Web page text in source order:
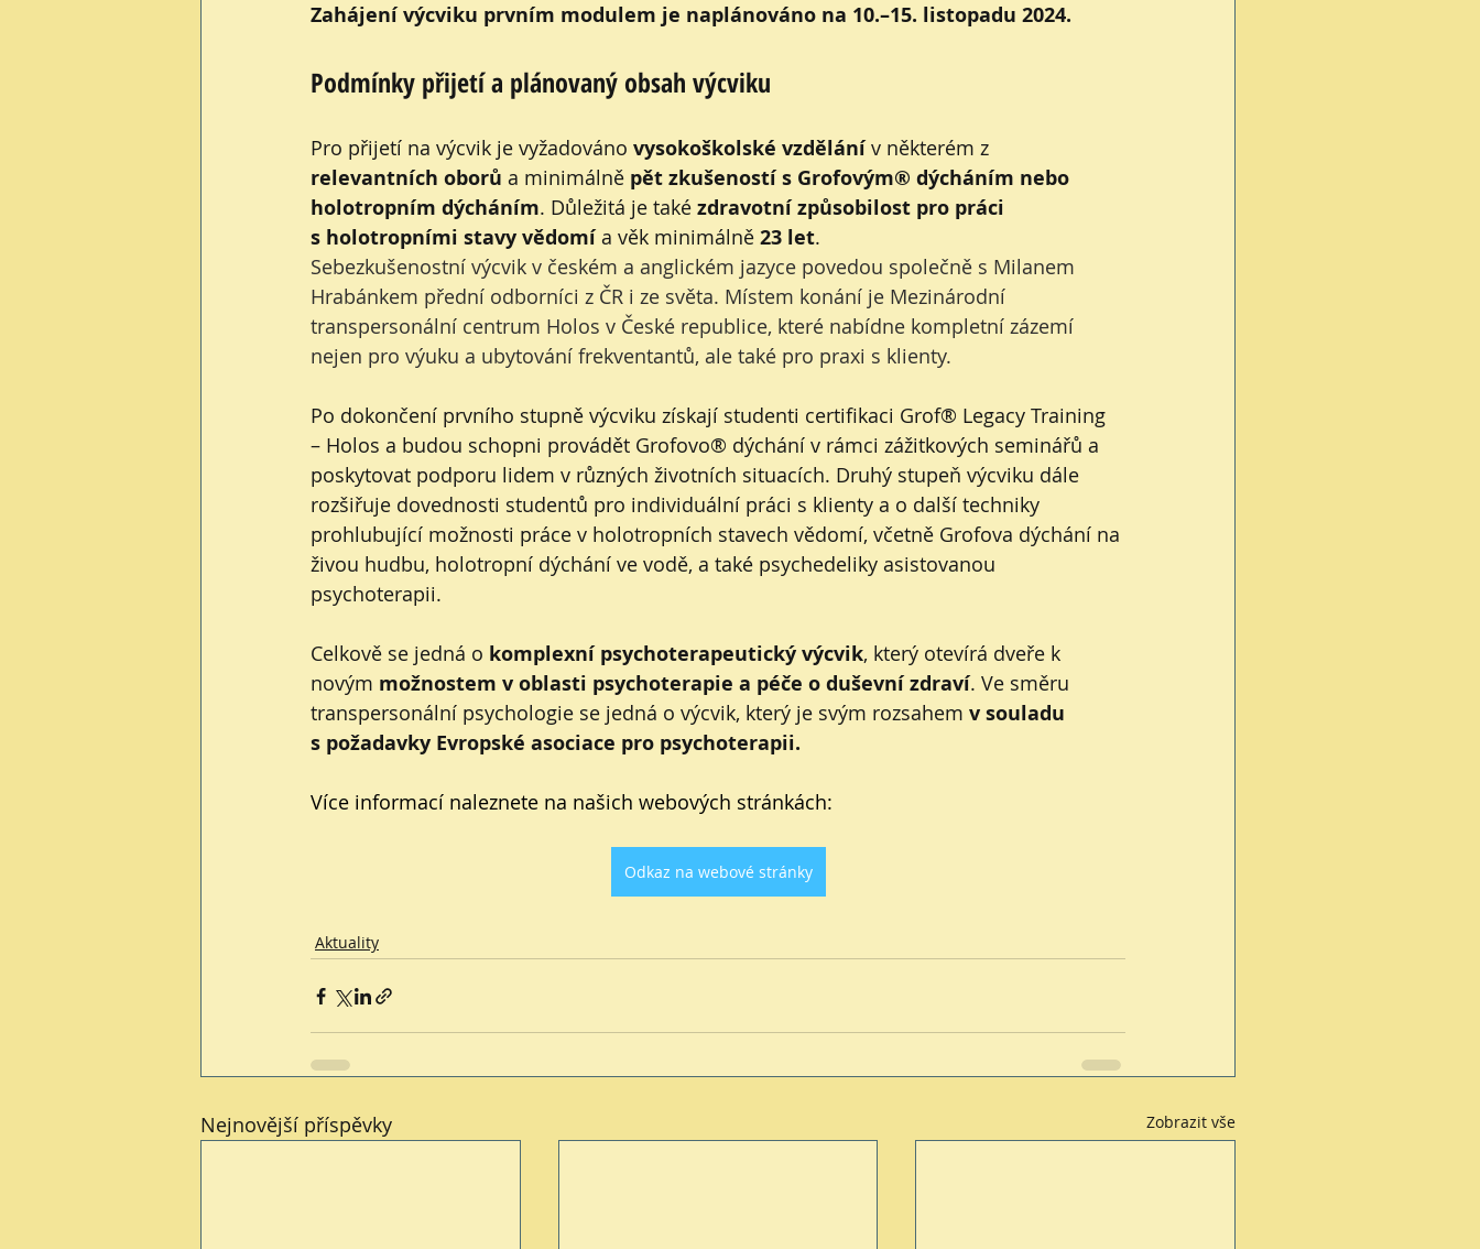
Zahájení výcviku prvním modulem je naplánováno na 10.–15. listopadu 2024.
Podmínky přijetí a plánovaný obsah výcviku
Pro přijetí na výcvik je vyžadováno vysokoškolské vzdělání v některém z
relevantních oborů a minimálně pět zkušeností s Grofovým® dýcháním nebo
holotropním dýcháním. Důležitá je také zdravotní způsobilost pro práci
s holotropními stavy vědomí a věk minimálně 23 let.
Sebezkušenostní výcvik v českém a anglickém jazyce povedou společně s Milanem
Hrabánkem přední odborníci z ČR i ze světa. Místem konání je Mezinárodní
transpersonální centrum Holos v České republice, které nabídne kompletní zázemí
nejen pro výuku a ubytování frekventantů, ale také pro praxi s klienty.
Po dokončení prvního stupně výcviku získají studenti certifikaci Grof® Legacy Training
– Holos a budou schopni provádět Grofovo® dýchání v rámci zážitkových seminářů a
poskytovat podporu lidem v různých životních situacích. Druhý stupeň výcviku dále
rozšiřuje dovednosti studentů pro individuální práci s klienty a o další techniky
prohlubující možnosti práce v holotropních stavech vědomí, včetně Grofova dýchání na
živou hudbu, holotropní dýchání ve vodě, a také psychedeliky asistovanou
psychoterapii.
Celkově se jedná o komplexní psychoterapeutický výcvik, který otevírá dveře k
novým možnostem v oblasti psychoterapie a péče o duševní zdraví. Ve směru
transpersonální psychologie se jedná o výcvik, který je svým rozsahem v souladu
s požadavky Evropské asociace pro psychoterapii.
Více informací naleznete na našich webových stránkách:
Odkaz na webové stránky
Aktuality
Nejnovější příspěvky Zobrazit vše